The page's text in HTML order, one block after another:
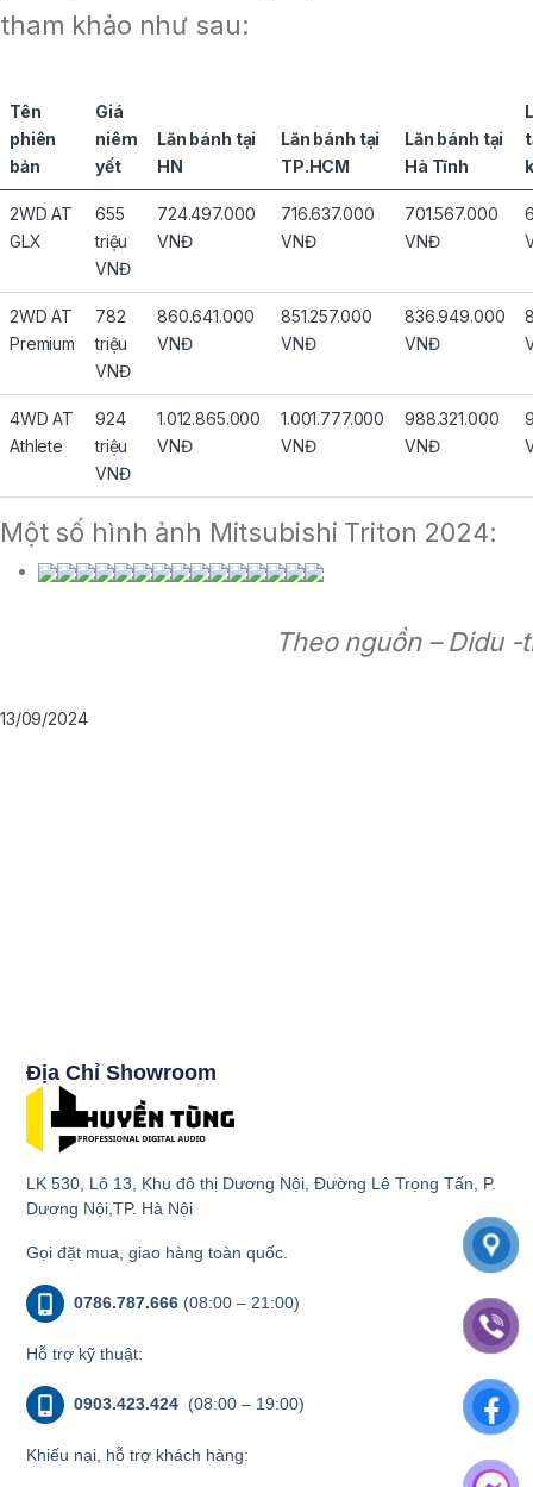
tham khảo như sau:
Tên
phiên
bản
Giá
niêm
yết
Lăn bánh tại
HN
Lăn bánh tại
TP.HCM
Lăn bánh tại
Hà Tĩnh
2WD AT
GLX
655
triệu
VNĐ
724.497.000
VNĐ
716.637.000
VNĐ
701.567.000
VNĐ
2WD AT
Premium
782
triệu
VNĐ
860.641.000
VNĐ
851.257.000
VNĐ
836.949.000
VNĐ
4WD AT
Athlete
924
triệu
VNĐ
1.012.865.000
VNĐ
1.001.777.000
VNĐ
988.321.000
VNĐ
Một số hình ảnh Mitsubishi Triton 2024:
Theo nguồn – Didu -
13/09/2024
Địa Chỉ Showroom
LK 530, Lô 13, Khu đô thị Dương Nội, Đường Lê Trọng Tấn, P.
Dương Nội,TP. Hà Nội
Gọi đặt mua, giao hàng toàn quốc.
0786.787.666 (08:00 – 21:00)
Hỗ trợ kỹ thuật:
0903.423.424 (08:00 – 19:00)
Khiếu nại, hỗ trợ khách hàng: